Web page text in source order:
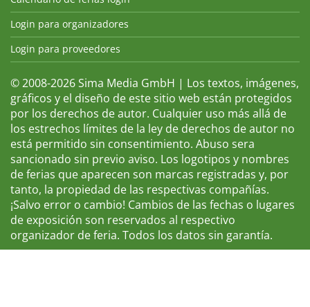
Login para organizadores
Login para proveedores
© 2008-2026 Sima Media GmbH | Los textos, imágenes,
gráficos y el diseño de este sitio web están protegidos
por los derechos de autor. Cualquier uso más allá de
los estrechos límites de la ley de derechos de autor no
está permitido sin consentimiento. Abuso sera
sancionado sin previo aviso. Los logotipos y nombres
de ferias que aparecen son marcas registradas y, por
tanto, la propiedad de las respectivas compañías.
¡Salvo error o cambio! Cambios de las fechas o lugares
de exposición son reservados al respectivo
organizador de feria. Todos los datos sin garantía.